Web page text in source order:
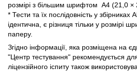
розмірі з більшим шрифтом А4 (21,0 ×
* Тести та їх послідовність у збірниках
ідентична, є різниця тільки у розмірі
паперу.
Згідно інформації, яка розміщена на
"Центр тестування" рекомендується
ліцензійного іспиту також